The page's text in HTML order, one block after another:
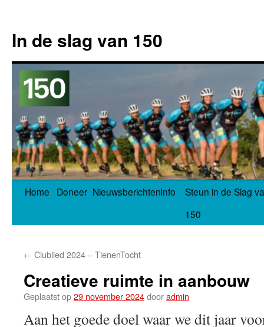
In de slag van 150
Spring
Home Doneer NieuwsberichtenInfo
Steun in de Slag
150
← Clublied 2024 – TienenTocht
Creatieve ruimte in aanbouw
Geplaatst op29 november 2024dooradmin
Aan het goede doel waar we dit jaar